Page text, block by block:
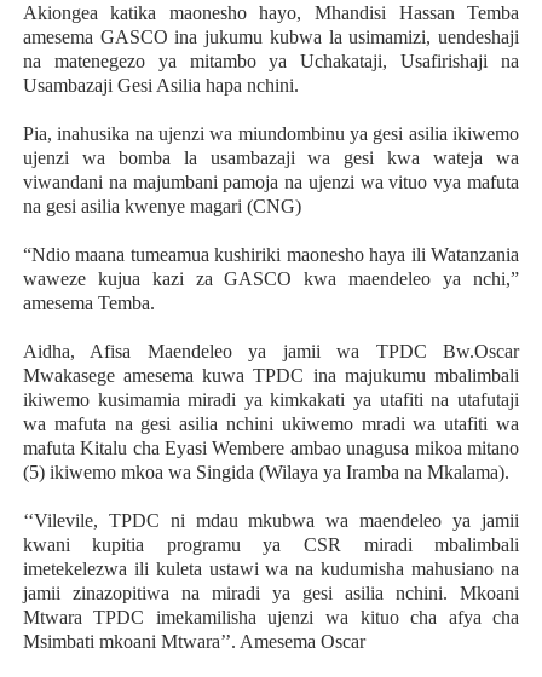
Akiongea katika maonesho hayo, Mhandisi Hassan Temba
amesema GASCO ina jukumu kubwa la usimamizi, uendeshaji
na matenegezo ya mitambo ya Uchakataji, Usafirishaji na
Usambazaji Gesi Asilia hapa nchini.
Pia, inahusika na ujenzi wa miundombinu ya gesi asilia ikiwemo
ujenzi wa bomba la usambazaji wa gesi kwa wateja wa
viwandani na majumbani pamoja na ujenzi wa vituo vya mafuta
na gesi asilia kwenye magari (CNG)
“Ndio maana tumeamua kushiriki maonesho haya ili Watanzania
waweze kujua kazi za GASCO kwa maendeleo ya nchi,”
amesema Temba.
Aidha, Afisa Maendeleo ya jamii wa TPDC Bw.Oscar
Mwakasege amesema kuwa TPDC ina majukumu mbalimbali
ikiwemo kusimamia miradi ya kimkakati ya utafiti na utafutaji
wa mafuta na gesi asilia nchini ukiwemo mradi wa utafiti wa
mafuta Kitalu cha Eyasi Wembere ambao unagusa mikoa mitano
(5) ikiwemo mkoa wa Singida (Wilaya ya Iramba na Mkalama).
‘‘Vilevile, TPDC ni mdau mkubwa wa maendeleo ya jamii
kwani kupitia programu ya CSR miradi mbalimbali
imetekelezwa ili kuleta ustawi wa na kudumisha mahusiano na
jamii zinazopitiwa na miradi ya gesi asilia nchini. Mkoani
Mtwara TPDC imekamilisha ujenzi wa kituo cha afya cha
Msimbati mkoani Mtwara’’. Amesema Oscar